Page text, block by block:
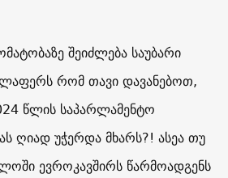
შეიძლება საუბარი
რომ თავი დავანებოთ,
წლის საპარლამენტო
ღიად უჭერდა მხარს?! ასეა თუ
ევროკავშირს წარმოადგენს